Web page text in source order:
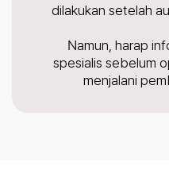
dilakukan setelah
Namun, harap
spesialis sebelum
menjalani